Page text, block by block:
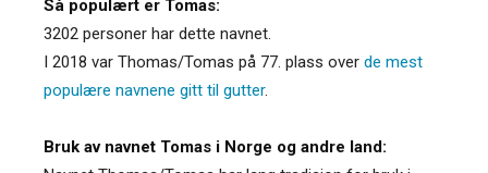
Så populært er Tomas:
3202 personer har dette navnet.
I 2018 var Thomas/Tomas på 77. plass over de mest
populære navnene gitt til gutter.
Bruk av navnet Tomas i Norge og andre land: